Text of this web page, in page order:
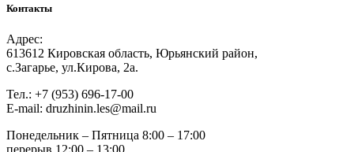
Контакты
Адрес:
613612 Кировская область, Юрьянский район,
с.Загарье, ул.Кирова, 2а.
Тел.: +7 (953) 696-17-00
Е-mail: druzhinin.les@mail.ru
Понедельник – Пятница 8:00 – 17:00
перерыв 12:00 – 13:00